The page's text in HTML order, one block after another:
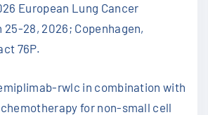
European Lung Cancer
25-28, 2026; Copenhagen,
76P.
rwlc in combination with
for non-small cell